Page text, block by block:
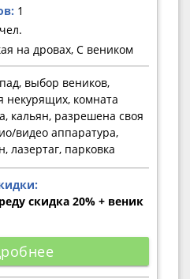
1
на дровах, С веником
выбор веников,
некурящих, комната
кальян, разрешена своя
видео аппаратура,
лазертаг, парковка
скидка 20% + веник